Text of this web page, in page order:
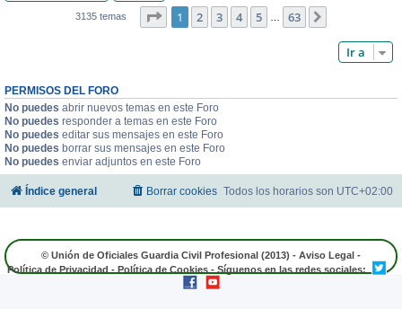
3135 temas Página de 63
1 2 3 4 5 63
Ir a
PERMISOS DEL FORO
No puedes abrir nuevos temas en este Foro
No puedes responder a temas en este Foro
No puedes editar sus mensajes en este Foro
No puedes borrar sus mensajes en este Foro
No puedes enviar adjuntos en este Foro
Índice general Todos los horarios son UTC+02:00
Borrar cookies
© Unión de Oficiales Guardia Civil Profesional (2013) - Aviso Legal -
Política de Privacidad - Política de Cookies - Síguenos en las redes sociales: